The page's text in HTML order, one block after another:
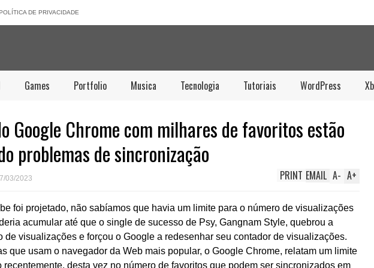
DE PRIVACIDADE
Games Portfolio Musica Tecnologia Tutoriais WordPress
Google Chrome com milhares de favoritos estão
problemas de sincronização
03/2023 A+
A-
EMAIL
PRINT
foi projetado, não sabíamos que havia um limite para o número de visualizações
acumular até que o single de sucesso de Psy, Gangnam Style, quebrou a
de visualizações e forçou o Google a redesenhar seu contador de visualizações.
que usam o navegador da Web mais popular, o Google Chrome, relatam um limite
recentemente, desta vez no número de favoritos que podem ser sincronizados em